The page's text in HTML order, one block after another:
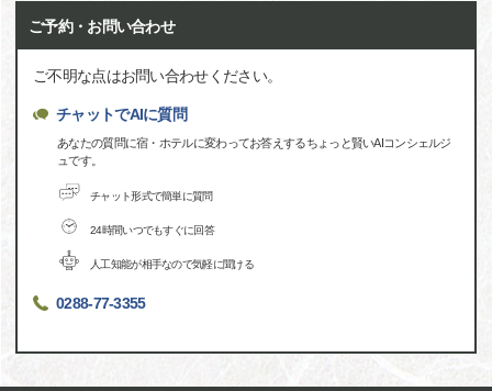
ご予約・お問い合わせ
ご不明な点はお問い合わせください。
チャットでAIに質問
あなたの質問に宿・ホテルに変わってお答えするちょっと賢いAIコンシェルジ
ュです。
チャット形式で簡単に質問
24時間いつでもすぐに回答
人工知能が相手なので気軽に聞ける
0288-77-3355